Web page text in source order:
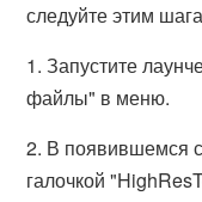
следуйте этим
1. Запустите
файлы" в меню.
2. В появившемся
галочкой